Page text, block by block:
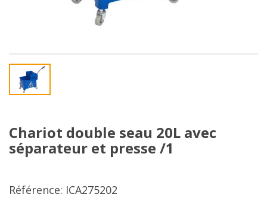
Chariot double seau 20L avec
séparateur et presse /1
Référence: ICA275202